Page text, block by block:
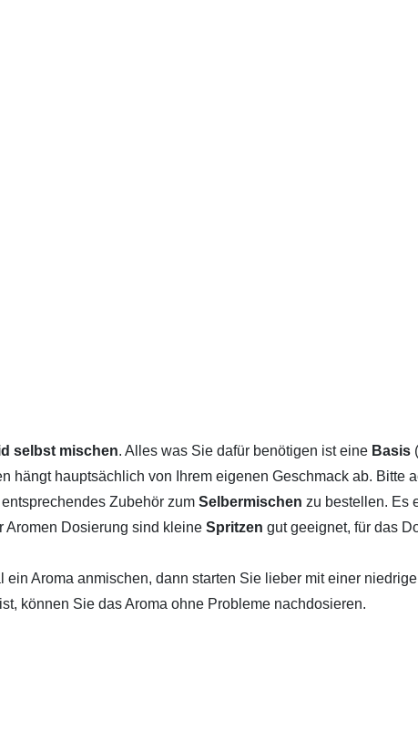
selbst mischen. Alles was Sie dafür benötigen ist eine Basis
hängt hauptsächlich von Ihrem eigenen Geschmack ab. Bitte
Zubehör zum Selbermischen zu bestellen. Es
Aromen Dosierung sind kleine Spritzen gut geeignet, für das
ein Aroma anmischen, dann starten Sie lieber mit einer
können Sie das Aroma ohne Probleme nachdosieren.